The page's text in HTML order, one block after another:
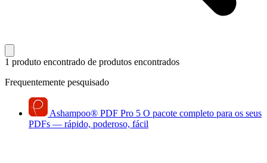
1 produto encontrado de produtos encontrados
Frequentemente pesquisado
Ashampoo® PDF Pro 5 O pacote completo para os seus
PDFs — rápido, poderoso, fácil